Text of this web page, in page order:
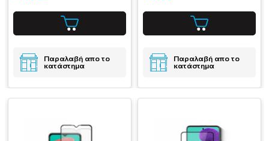
Παραλαβή απο το
κατάστημα
Παραλαβή απο το
κατάστημα